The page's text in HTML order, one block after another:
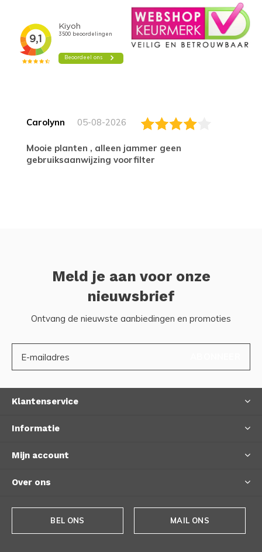
Carolynn 05-08-2026
Mooie planten , alleen jammer geen
gebruiksaanwijzing voorfilter
Meld je aan voor onze
nieuwsbrief
Ontvang de nieuwste aanbiedingen en promoties
Klantenservice
Informatie
Mijn account
Over ons
BEL ONS MAIL ONS